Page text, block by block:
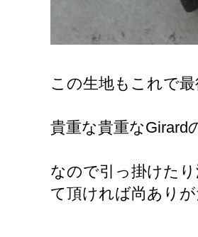
この生地もこれで
貴重な貴重なGirard
なので引っ掛けた
て頂ければ尚あり